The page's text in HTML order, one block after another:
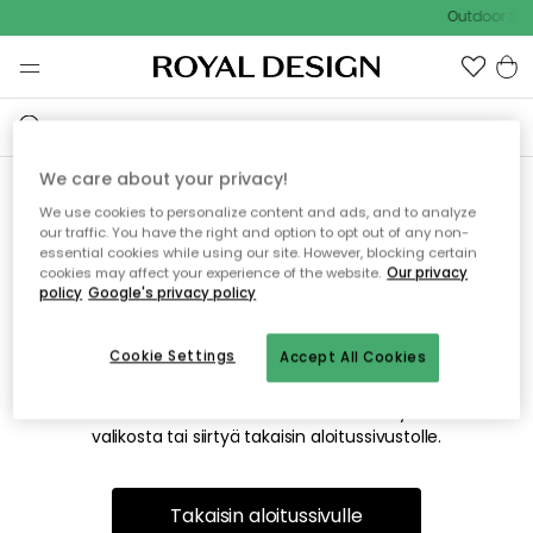
Outdoor
Emme valitettavasti löydä
etsimääsi sivua
Tämä voi johtua siitä, että sivua ei enää ole tai siitä, että se
on siirretty muualle. Pahoittelemme tästä mahdollisesti
valikosta tai siirtyä takaisin aloitussivustolle.
Takaisin aloitussivulle
We care about your privacy!
We use cookies to personalize content and ads, and to analyze
our traffic. You have the right and option to opt out of any non-
essential cookies while using our site. However, blocking certain
cookies may affect your experience of the website. Our privacy
policy Google's privacy policy
Accept All Cookies
Cookie Settings